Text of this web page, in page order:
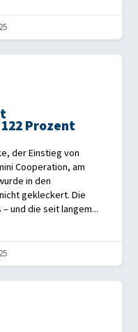
Prozent
der Einstieg von
Cooperation, am
in den
gekleckert. Die
und die seit langem...